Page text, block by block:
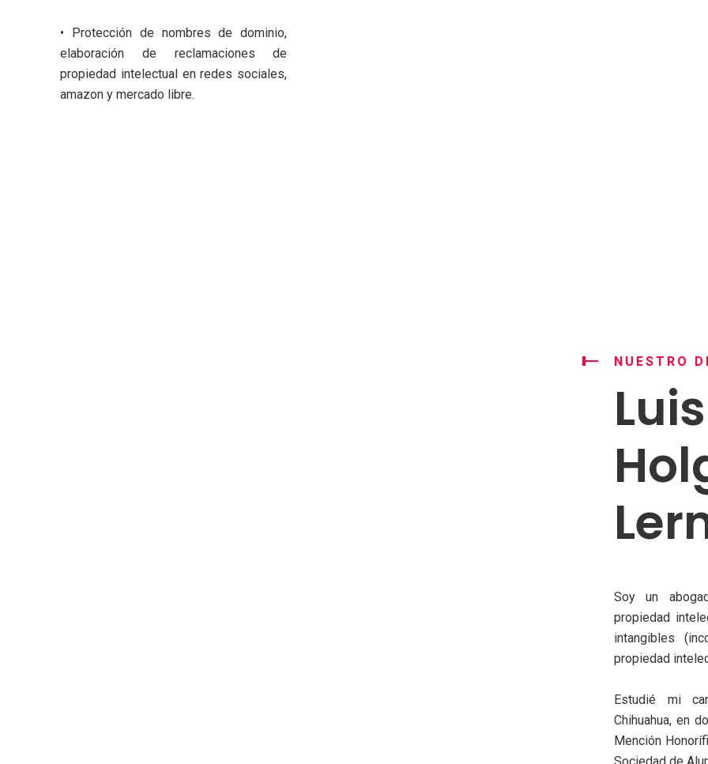
• Protección de nombres de dominio,
elaboración de reclamaciones de
propiedad intelectual en redes sociales,
amazon y mercado libre.
NUESTRO
Soy un
propiedad
intangibles
propiedad
Estudié mi
Chihuahua, en
Mención